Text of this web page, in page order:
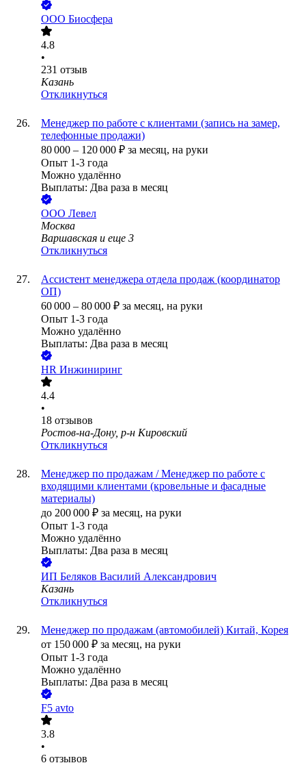
ООО Биосфера
4.8
•
231 отзыв
Казань
Откликнуться
Менеджер по работе с клиентами (запись на замер,
телефонные продажи)
80 000 – 120 000 ₽ за месяц, на руки
Опыт 1-3 года
Можно удалённо
Выплаты: Два раза в месяц
ООО Левел
Москва
Варшавская и еще 3
Откликнуться
Ассистент менеджера отдела продаж (координатор
ОП)
60 000 – 80 000 ₽ за месяц, на руки
Опыт 1-3 года
Можно удалённо
Выплаты: Два раза в месяц
HR Инжиниринг
4.4
•
18 отзывов
Ростов-на-Дону, р-н Кировский
Откликнуться
Менеджер по продажам / Менеджер по работе с
входящими клиентами (кровельные и фасадные
материалы)
до 200 000 ₽ за месяц, на руки
Опыт 1-3 года
Можно удалённо
Выплаты: Два раза в месяц
ИП Беляков Василий Александрович
Казань
Откликнуться
Менеджер по продажам (автомобилей) Китай, Корея
от 150 000 ₽ за месяц, на руки
Опыт 1-3 года
Можно удалённо
Выплаты: Два раза в месяц
F5 avto
3.8
•
6 отзывов